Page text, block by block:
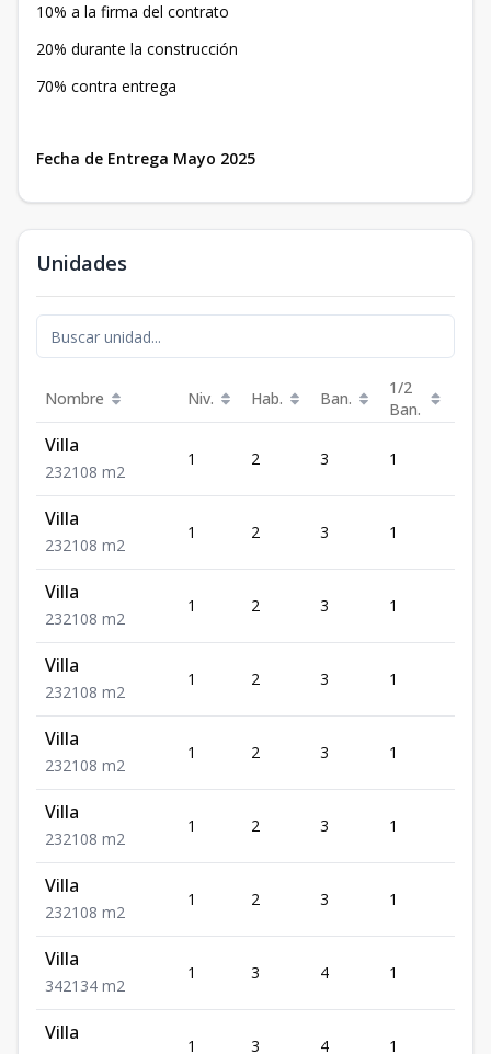
10% a la firma del contrato
20% durante la construcción
70% contra entrega
Fecha de Entrega Mayo 2025
Unidades
Nombre Niv. Hab. Ban.
1/2
Ban.
Villa
232108 m2
1 2 3 1
Villa
232108 m2
1 2 3 1
Villa
232108 m2
1 2 3 1
Villa
232108 m2
1 2 3 1
Villa
232108 m2
1 2 3 1
Villa
232108 m2
1 2 3 1
Villa
232108 m2
1 2 3 1
Villa
342134 m2
1 3 4 1
Villa
1 3 4 1